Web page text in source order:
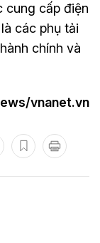
cung cấp điện
các phụ tải
chính và
vnanet.vn